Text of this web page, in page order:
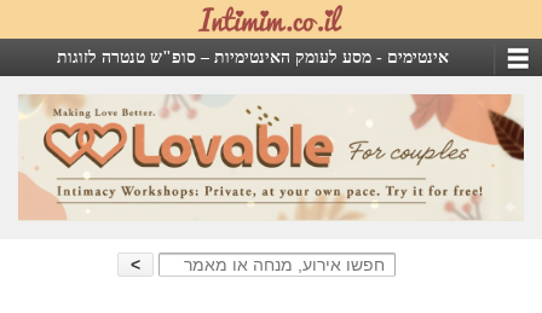
אינטימים - מסע לעומק האינטימיות – סופ"ש טנטרה לזוגות
Search